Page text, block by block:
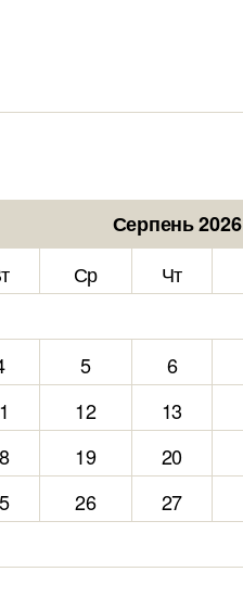
Серпень 2026
Ср Чт
5 6
12 13
19 20
26 27